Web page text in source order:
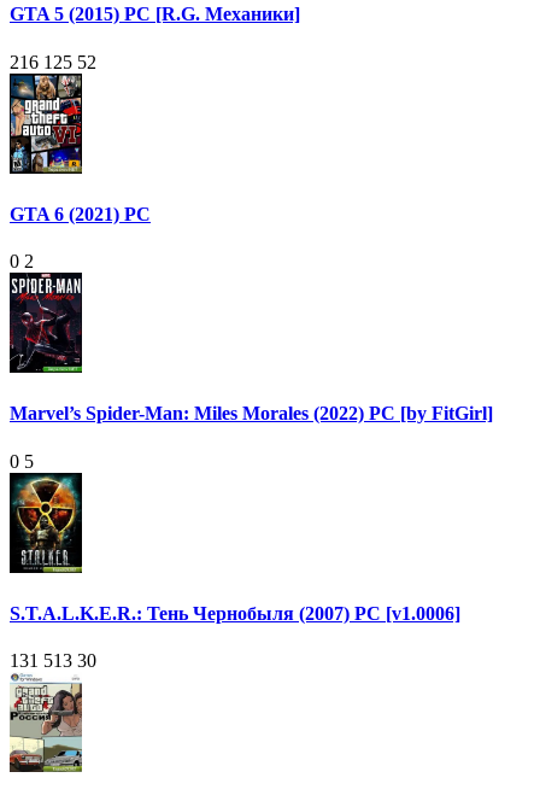
GTA 5 (2015) PC [R.G. Механики]
216 125 52
GTA 6 (2021) PC
0 2
Marvel’s Spider-Man: Miles Morales (2022) PC [by FitGirl]
0 5
S.T.A.L.K.E.R.: Тень Чернобыля (2007) PC [v1.0006]
131 513 30